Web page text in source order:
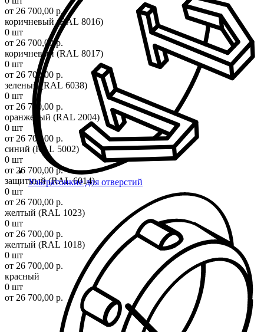
Ультратонкие для отверстий
от 26 700,00 р.
коричневый (RAL 8016)
0 шт
от 26 700,00 р.
коричневый (RAL 8017)
0 шт
от 26 700,00 р.
зеленый (RAL 6038)
0 шт
от 26 700,00 р.
оранжевый (RAL 2004)
0 шт
от 26 700,00 р.
синий (RAL 5002)
0 шт
от 26 700,00 р.
защитный (RAL 6014)
0 шт
от 26 700,00 р.
желтый (RAL 1023)
0 шт
от 26 700,00 р.
желтый (RAL 1018)
0 шт
от 26 700,00 р.
красный
0 шт
от 26 700,00 р.